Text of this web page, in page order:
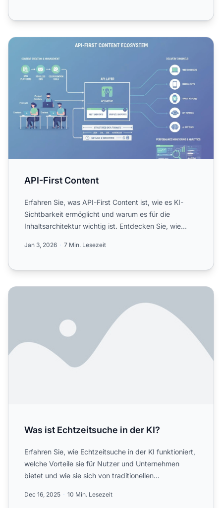
API-First Content
API-First Content
Erfahren Sie, was API-First Content ist, wie es KI-
Sichtbarkeit ermöglicht und warum es für die
Inhaltsarchitektur wichtig ist. Entdecken Sie, wie
Jan 3, 2026 7 Min. Lesezeit
Was ist Echtzeitsuche in der KI?
Was ist Echtzeitsuche in der KI?
Erfahren Sie, wie Echtzeitsuche in der KI funktioniert,
welche Vorteile sie für Nutzer und Unternehmen
bietet und wie sie sich von traditionellen
Dec 16, 2025 10 Min. Lesezeit